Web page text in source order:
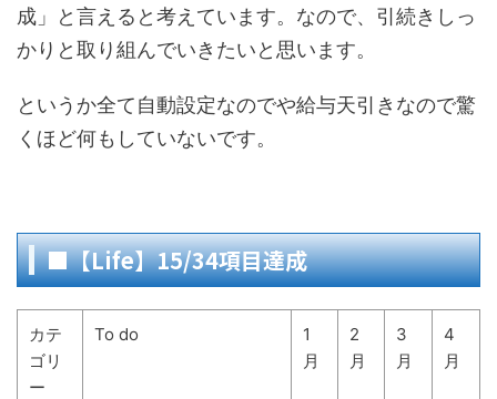
成」と言えると考えています。なので、引続きしっ
かりと取り組んでいきたいと思います。
というか全て自動設定なのでや給与天引きなので驚
くほど何もしていないです。
■【Life】15/34項目達成
カテ
ゴリ
ー
To do
1
月
2
月
3
月
4
月